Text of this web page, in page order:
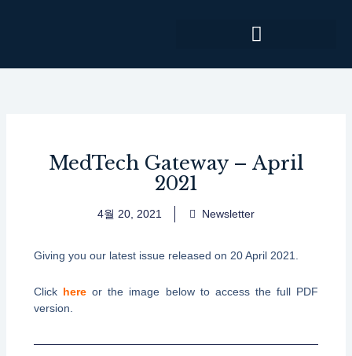
로
MedTech Gateway – April
2021
4월 20, 2021 Newsletter
Giving you our latest issue released on 20 April 2021.
Click here or the image below to access the full PDF
version.